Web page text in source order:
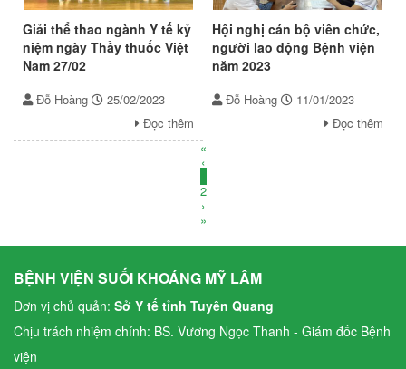
Giải thể thao ngành Y tế kỷ
niệm ngày Thầy thuốc Việt
Nam 27/02
Đỗ Hoàng
25/02/2023
Đọc thêm
Hội nghị cán bộ viên chức,
người lao động Bệnh viện
năm 2023
Đỗ Hoàng
11/01/2023
Đọc thêm
«
‹
2
›
»
BỆNH VIỆN SUỐI KHOÁNG MỸ LÂM
Đơn vị chủ quản: Sở Y tế tỉnh Tuyên Quang
Chịu trách nhiệm chính: BS. Vương Ngọc Thanh - Giám đốc Bệnh
viện